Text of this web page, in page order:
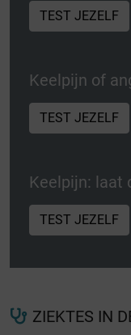
TEST JEZELF
Keelpijn of
TEST JEZELF
Keelpijn: laat
TEST JEZELF
ZIEKTES IN